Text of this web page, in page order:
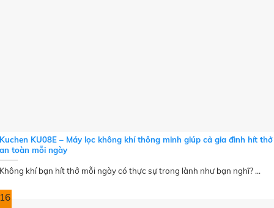
Kuchen KU08E – Máy lọc không khí thông minh giúp cả gia đình hít thở
an toàn mỗi ngày
Không khí bạn hít thở mỗi ngày có thực sự trong lành như bạn nghĩ? ...
16